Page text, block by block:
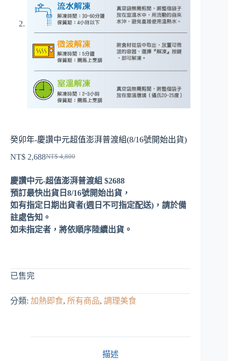
癸卯年-慶讚中元超值澎湃普渡組(8/16號開始出貨)
NT$4,800
始
價
格：
NT$ 4,800。
NT$ 2,688
前
價
格：
NT$ 2,688。
慶讚中元-超值澎湃普渡組 $2688
預訂最快出貨日8/16號開始出貨，
如有指定日期出貨者(週日不可指定配送)，請於備
註處告知。
如未指定者，將依順序陸續出貨。
已售完
分類: 加熱即食, 所有商品, 調理美食
描述